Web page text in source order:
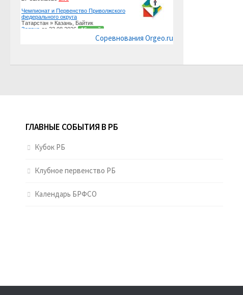
Соревнования Orgeo.ru
ГЛАВНЫЕ СОБЫТИЯ В РБ
Кубок РБ
Клубное первенство РБ
Календарь БРФСО